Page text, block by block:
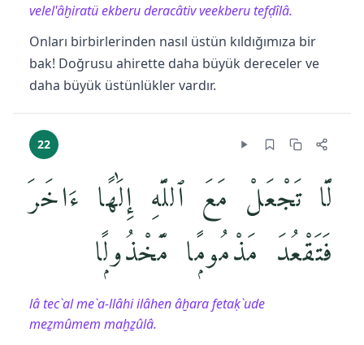
velel'âḫiratü ekberu deracâtiv veekberu tefḍîlâ.
Onları birbirlerinden nasıl üstün kıldığımıza bir
bak! Doğrusu ahirette daha büyük dereceler ve
daha büyük üstünlükler vardır.
22
لَّا تَجْعَلْ مَعَ ٱللَّهِ إِلَٰهًا ءَاخَرَ
فَتَقْعُدَ مَذْمُومًۭا مَّخْذُولًۭا
lâ tec`al me`a-llâhi ilâhen âḫara fetaḳ`ude
meẕmûmem maḫẕûlâ.